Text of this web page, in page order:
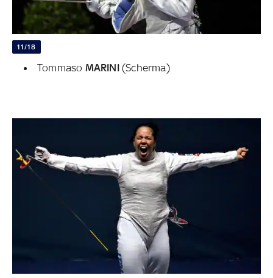
11/18
Tommaso MARINI(Scherma)